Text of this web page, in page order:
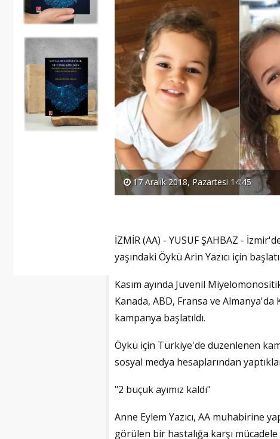
17 Aralık 2018, Pazartesi 14:45
İZMİR (AA) - YUSUF ŞAHBAZ -
yaşındaki Öykü Arin Yazıcı için
Kasım ayında Juvenil
Kanada, ABD, Fransa ve
kampanya başlatıldı.
Öykü için Türkiye'de düzenlenen
sosyal medya hesaplarından
"2 buçuk ayımız kaldı"
Anne Eylem Yazıcı, AA muhabirine
görülen bir hastalığa karşı